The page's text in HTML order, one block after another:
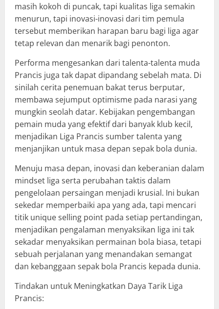
masih kokoh di puncak, tapi kualitas liga semakin
menurun, tapi inovasi-inovasi dari tim pemula
tersebut memberikan harapan baru bagi liga agar
tetap relevan dan menarik bagi penonton.
Performa mengesankan dari talenta-talenta muda
Prancis juga tak dapat dipandang sebelah mata. Di
sinilah cerita penemuan bakat terus berputar,
membawa sejumput optimisme pada narasi yang
mungkin seolah datar. Kebijakan pengembangan
pemain muda yang efektif dari banyak klub kecil,
menjadikan Liga Prancis sumber talenta yang
menjanjikan untuk masa depan sepak bola dunia.
Menuju masa depan, inovasi dan keberanian dalam
mindset liga serta perubahan taktis dalam
pengelolaan persaingan menjadi krusial. Ini bukan
sekedar memperbaiki apa yang ada, tapi mencari
titik unique selling point pada setiap pertandingan,
menjadikan pengalaman menyaksikan liga ini tak
sekadar menyaksikan permainan bola biasa, tetapi
sebuah perjalanan yang menandakan semangat
dan kebanggaan sepak bola Prancis kepada dunia.
Tindakan untuk Meningkatkan Daya Tarik Liga
Prancis: